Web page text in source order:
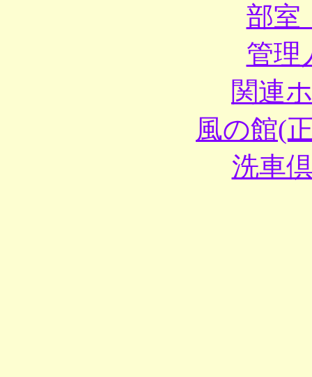
部室
管理
関連
風の館(
洗車